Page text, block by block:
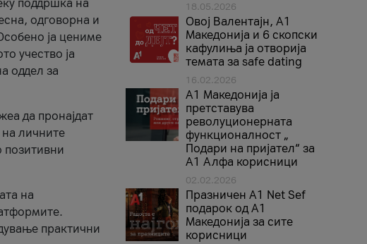
поддршка на
одговорна и
ја цениме
учество ја
оддел за
да пронајдат
личните
позитивни
на
практични
18.05.2026
Овој Валентајн, A1
Македонија и 6 скопски
кафулиња ја отворија
темата за safe dating
16.02.2026
А1 Македонија ја
претставува
револуционерната
функционалност „
Подари на пријател“ за
А1 Алфа корисници
02.02.2026
Празничен A1 Net Sеf
подарок од А1
Македонија за сите
корисници